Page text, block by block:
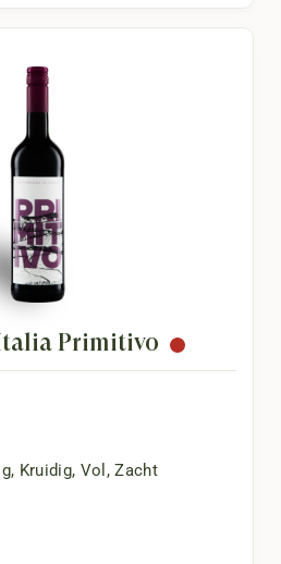
Primitivo
, Kruidig, Vol ,Zacht